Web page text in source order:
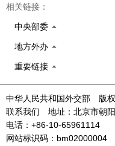
相关链接：
中央部委
地方外办
重要链接
中华人民共和国外交部 版
联系我们 地址：北京市朝
电话：+86-10-65961114
网站标识码：bm02000004